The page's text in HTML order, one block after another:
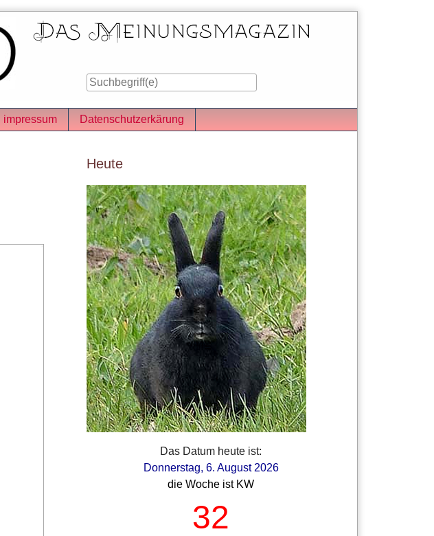
impressum Datenschutzerkärung
Seitenleiste
Heute
Das Datum heute ist:
Donnerstag, 6. August 2026
die Woche ist KW
32